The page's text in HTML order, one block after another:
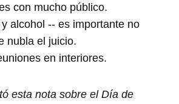
con mucho público.
alcohol -- es importante no
nubla el juicio.
en interiores.
esta nota sobre elDía de